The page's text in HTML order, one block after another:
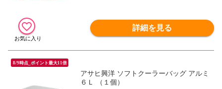
詳細を見る
8/9時点_ポイント最大11倍
アサヒ興洋 ソフトクーラーバッグ アルミ
６Ｌ （１個）